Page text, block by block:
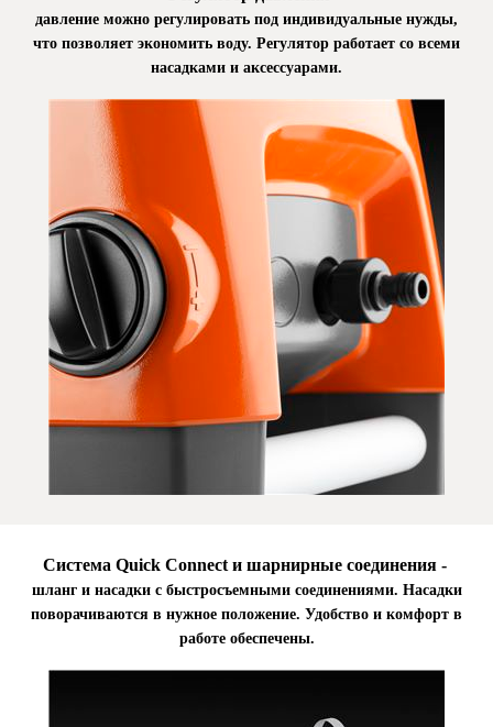
давление можно регулировать под индивидуальные нужды,
что позволяет экономить воду. Регулятор работает со всеми
насадками и аксессуарами.
Система Quick Connect и шарнирные соединения -
шланг и насадки с быстросъемными соединениями. Насадки
поворачиваются в нужное положение. Удобство и комфорт в
работе обеспечены.